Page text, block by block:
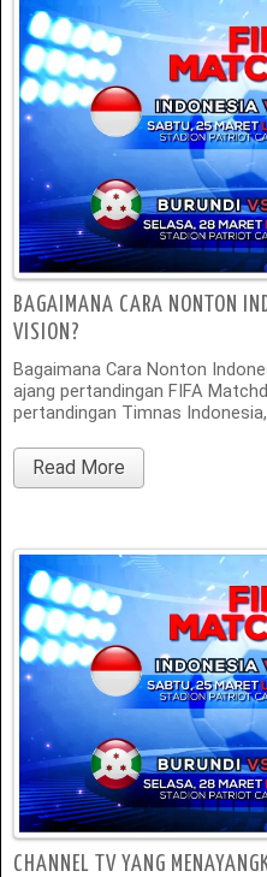
BAGAIMANA CARA NONTON
VISION?
Bagaimana Cara Nonton
ajang pertandingan FIFA
pertandingan Timnas
Read More
CHANNEL TV YANG